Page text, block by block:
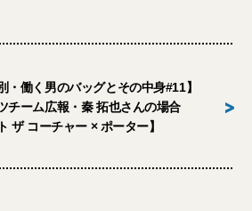
・働く男のバッグとその中身#11】
チーム広報・秦 拓也さんの場合
ザ コーチャー × ポーター】
>